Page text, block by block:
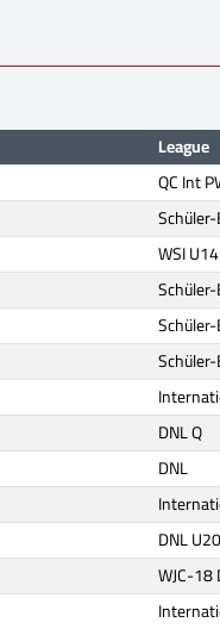
League
QC Int
WSI U14
DNL Q
DNL
DNL U20
WJC-18